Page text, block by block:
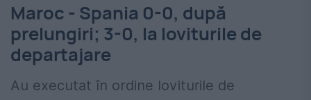
Maroc - Spania 0-0, după
prelungiri; 3-0, la loviturile de
departajare
Au executat în ordine loviturile de